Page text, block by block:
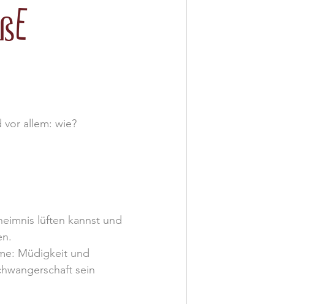
allem: wie?
lüften kannst und
Müdigkeit und
sein